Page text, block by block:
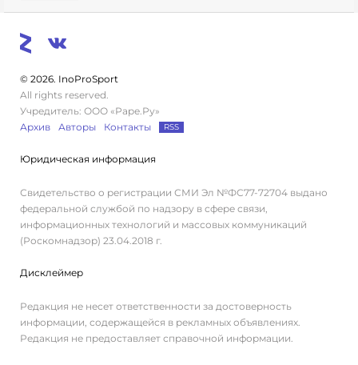
© 2026. InoProSport
All rights reserved.
Учредитель: ООО «Раре.Ру»
Архив
Авторы Контакты RSS
Юридическая информация
Свидетельство о регистрации СМИ Эл №ФС77-72704 выдано
федеральной службой по надзору в сфере связи,
информационных технологий и массовых коммуникаций
(Роскомнадзор) 23.04.2018 г.
Дисклеймер
Редакция не несет ответственности за достоверность
информации, содержащейся в рекламных объявлениях.
Редакция не предоставляет справочной информации.